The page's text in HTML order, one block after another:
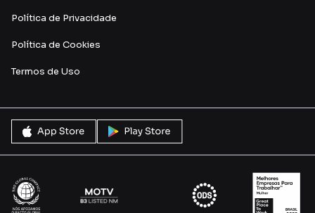
Política de Privacidade
Política de Cookies
Termos de Uso